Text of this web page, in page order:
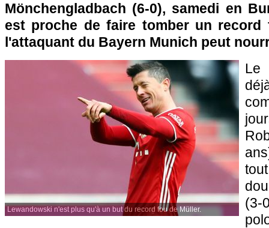
Mönchengladbach (6-0), samedi en
est proche de faire tomber un record
l'attaquant du Bayern Munich peut
Lewandowski n'est plus qu'à un but du record fou de Müller.
Le